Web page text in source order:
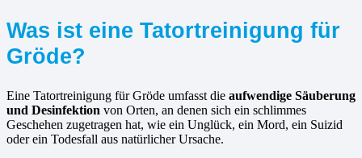
Was ist eine Tatortreinigung für
Gröde?
Eine Tatortreinigung für Gröde umfasst die aufwendige Säuberung
und Desinfektion von Orten, an denen sich ein schlimmes
Geschehen zugetragen hat, wie ein Unglück, ein Mord, ein Suizid
oder ein Todesfall aus natürlicher Ursache.